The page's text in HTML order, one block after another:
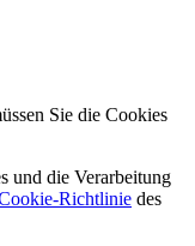
Sie die Cookies
und die Verarbeitung
Richtlinie des